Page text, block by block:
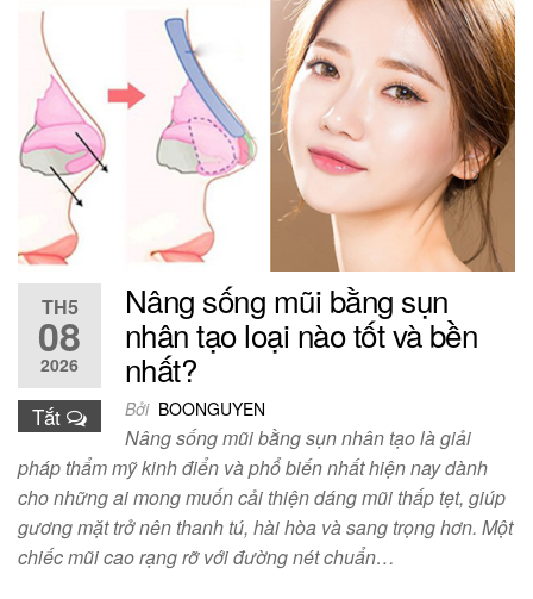
TH5
08
2026
Tắt
Nâng sống mũi bằng sụn
nhân tạo loại nào tốt và bền
nhất?
Bởi BOONGUYEN
Nâng sống mũi bằng sụn nhân tạo là giải
pháp thẩm mỹ kinh điển và phổ biến nhất hiện nay dành
cho những ai mong muốn cải thiện dáng mũi thấp tẹt, giúp
gương mặt trở nên thanh tú, hài hòa và sang trọng hơn. Một
chiếc mũi cao rạng rỡ với đường nét chuẩn…